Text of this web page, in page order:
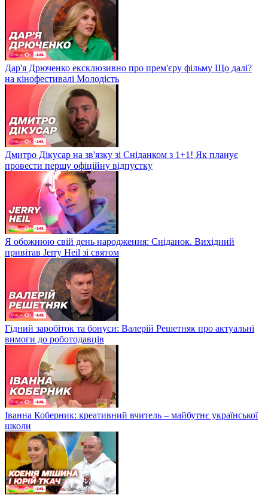
Дар'я Дрюченко ексклюзивно про прем'єру фільму Що далі?
на кінофестивалі Молодість
Дмитро Дікусар на зв'язку зі Сніданком з 1+1! Як планує
провести першу офіційну відпустку
Я обожнюю свій день народження: Сніданок. Вихідний
привітав Jerry Heil зі святом
Гідний заробіток та бонуси: Валерій Решетняк про актуальні
вимоги до роботодавців
Іванна Коберник: креативний вчитель – майбутнє української
школи